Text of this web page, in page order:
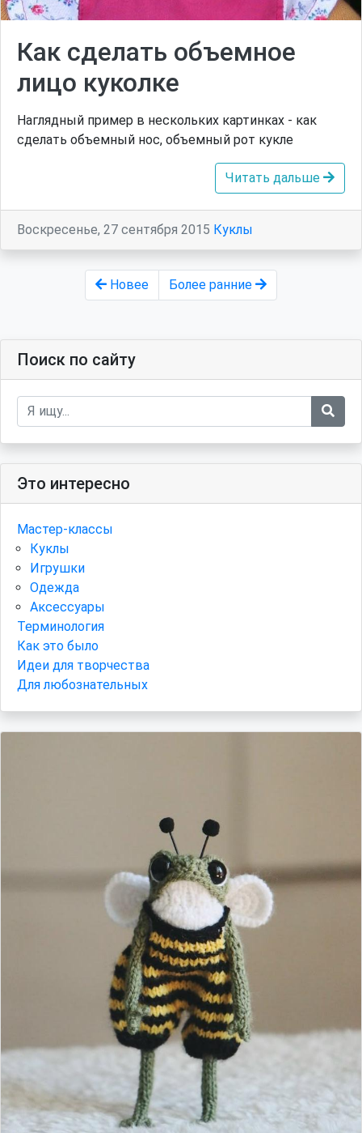
Как сделать объемное
лицо куколке
Наглядный пример в нескольких картинках - как
сделать объемный нос, объемный рот кукле
Читать дальше
Воскресенье, 27 сентября 2015 Куклы
Новее Более ранние
Поиск по сайту
Это интересно
Мастер-классы
Куклы
Игрушки
Одежда
Аксессуары
Терминология
Как это было
Идеи для творчества
Для любознательных